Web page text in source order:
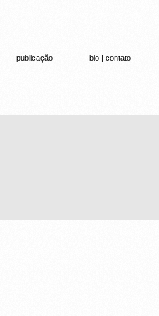
publicação bio | contato